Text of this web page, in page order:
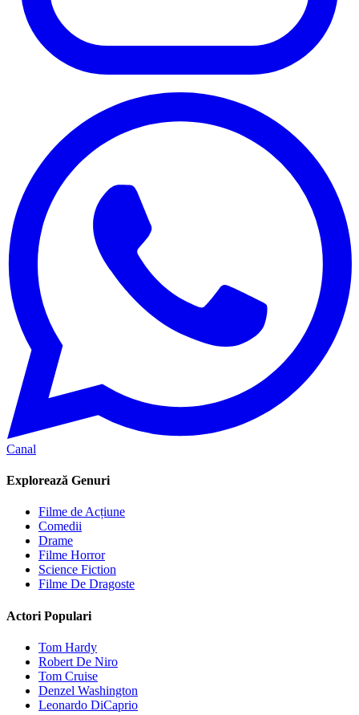
Canal
Explorează Genuri
Filme de Acțiune
Comedii
Drame
Filme Horror
Science Fiction
Filme De Dragoste
Actori Populari
Tom Hardy
Robert De Niro
Tom Cruise
Denzel Washington
Leonardo DiCaprio